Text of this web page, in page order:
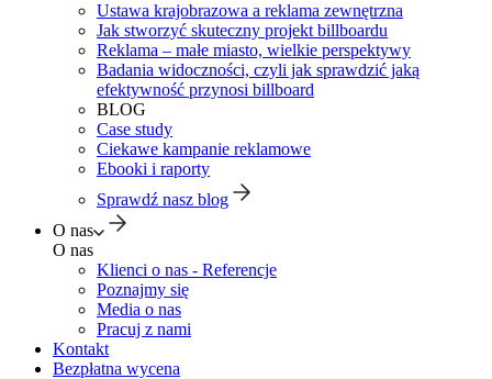
Ustawa krajobrazowa a reklama zewnętrzna
Jak stworzyć skuteczny projekt billboardu
Reklama – małe miasto, wielkie perspektywy
Badania widoczności, czyli jak sprawdzić jaką
efektywność przynosi billboard
BLOG
Case study
Ciekawe kampanie reklamowe
Ebooki i raporty
Sprawdź nasz blog
O nas
O nas
Klienci o nas - Referencje
Poznajmy się
Media o nas
Pracuj z nami
Kontakt
Bezpłatna wycena